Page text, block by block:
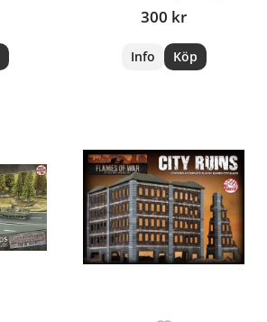
300 kr
Info Köp